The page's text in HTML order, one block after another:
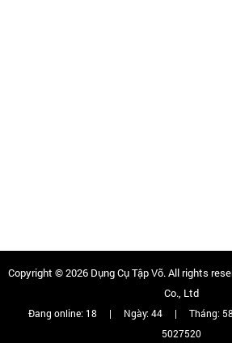
Copyright © 2026 Dụng Cụ Tập Võ. All rights
Co., Ltd
Đang online: 18 | Ngày:44 | Tháng:
5027520